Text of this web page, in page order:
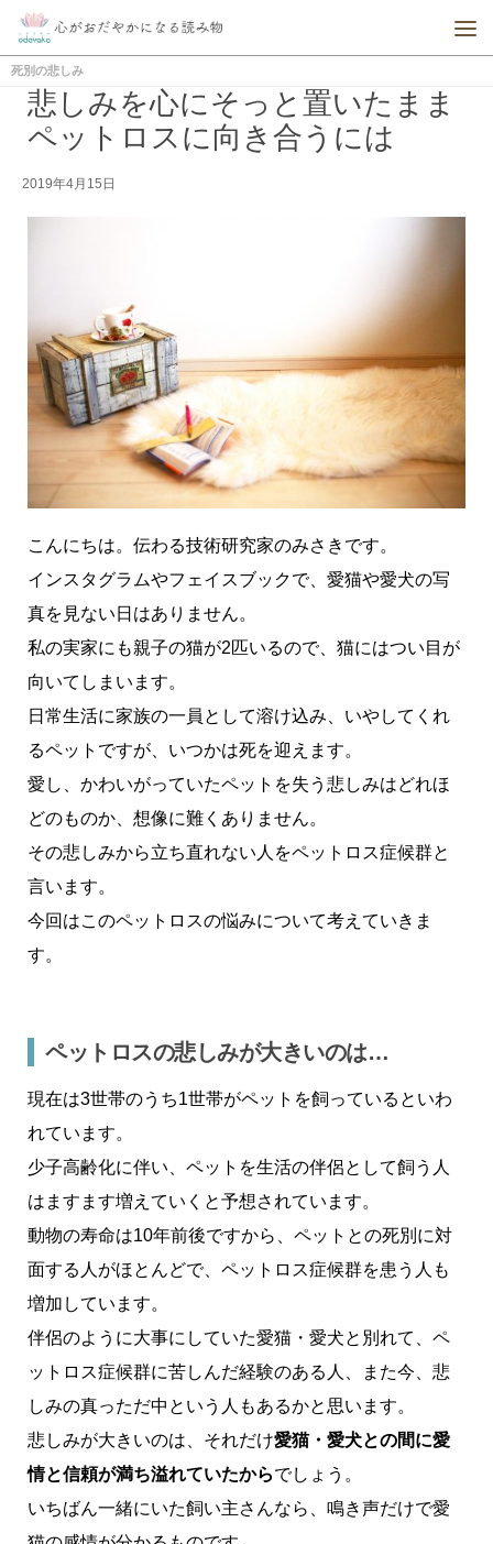
死別の悲しみ
悲しみを心にそっと置いたまま
ペットロスに向き合うには
2019年4月15日
こんにちは。伝わる技術研究家のみさきです。
インスタグラムやフェイスブックで、愛猫や愛犬の写
真を見ない日はありません。
私の実家にも親子の猫が2匹いるので、猫にはつい目が
向いてしまいます。
日常生活に家族の一員として溶け込み、いやしてくれ
るペットですが、いつかは死を迎えます。
愛し、かわいがっていたペットを失う悲しみはどれほ
どのものか、想像に難くありません。
その悲しみから立ち直れない人をペットロス症候群と
言います。
今回はこのペットロスの悩みについて考えていきま
す。
ペットロスの悲しみが大きいのは…
現在は3世帯のうち1世帯がペットを飼っているといわ
れています。
少子高齢化に伴い、ペットを生活の伴侶として飼う人
はますます増えていくと予想されています。
動物の寿命は10年前後ですから、ペットとの死別に対
面する人がほとんどで、ペットロス症候群を患う人も
増加しています。
伴侶のように大事にしていた愛猫・愛犬と別れて、ペ
ットロス症候群に苦しんだ経験のある人、また今、悲
しみの真っただ中という人もあるかと思います。
悲しみが大きいのは、それだけ愛猫・愛犬との間に愛
情と信頼が満ち溢れていたからでしょう。
いちばん一緒にいた飼い主さんなら、鳴き声だけで愛